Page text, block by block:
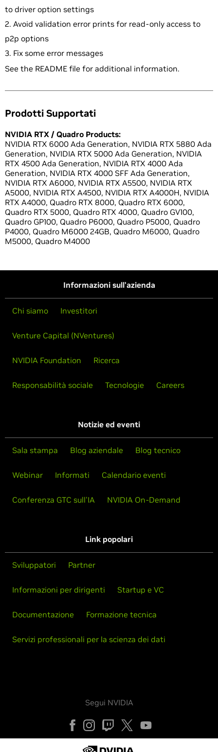
to driver option settings
Avoid validation error prints for read-only access to
p2p options
Fix some error messages
See the README file for additional information.
Prodotti Supportati
NVIDIA RTX / Quadro Products:
NVIDIA RTX 6000 Ada Generation, NVIDIA RTX 5880 Ada
Generation, NVIDIA RTX 5000 Ada Generation, NVIDIA
RTX 4500 Ada Generation, NVIDIA RTX 4000 Ada
Generation, NVIDIA RTX 4000 SFF Ada Generation,
NVIDIA RTX A6000, NVIDIA RTX A5500, NVIDIA RTX
A5000, NVIDIA RTX A4500, NVIDIA RTX A4000H, NVIDIA
RTX A4000, Quadro RTX 8000, Quadro RTX 6000,
Quadro RTX 5000, Quadro RTX 4000, Quadro GV100,
Quadro GP100, Quadro P6000, Quadro P5000, Quadro
P4000, Quadro M6000 24GB, Quadro M6000, Quadro
M5000, Quadro M4000
Informazioni sull'azienda
Chi siamo Investitori
Venture Capital (NVentures)
NVIDIA Foundation Ricerca
Responsabilità sociale Tecnologie Careers
Notizie ed eventi
Sala stampa Blog aziendale Blog tecnico
Webinar Informati Calendario eventi
Conferenza GTC sull'IA NVIDIA On-Demand
Link popolari
Sviluppatori Partner
Informazioni per dirigenti Startup e VC
Documentazione Formazione tecnica
Servizi professionali per la scienza dei dati
Segui NVIDIA